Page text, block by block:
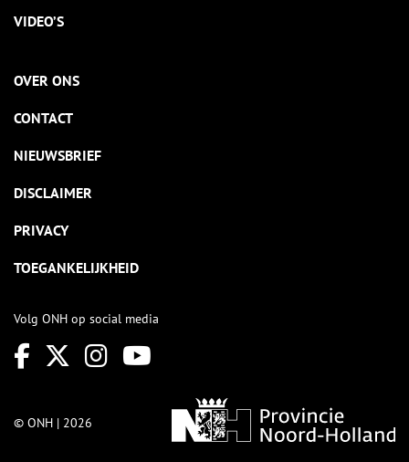
VIDEO’S
OVER ONS
CONTACT
NIEUWSBRIEF
DISCLAIMER
PRIVACY
TOEGANKELIJKHEID
Volg ONH op social media
© ONH | 2026